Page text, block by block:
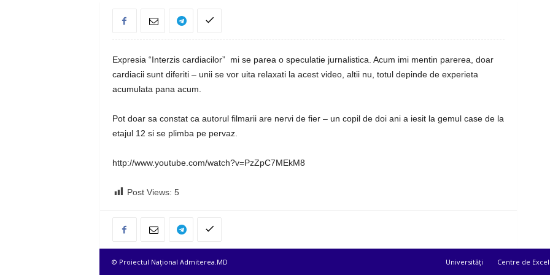
Expresia “Interzis cardiacilor” mi se parea o speculatie jurnalistica. Acum imi mentin parerea, doar
cardiacii sunt diferiti – unii se vor uita relaxati la acest video, altii nu, totul depinde de experieta
acumulata pana acum.
Pot doar sa constat ca autorul filmarii are nervi de fier – un copil de doi ani a iesit la gemul case de la
etajul 12 si se plimba pe pervaz.
http://www.youtube.com/watch?v=PzZpC7MEkM8
Post Views: 5
Universități Centre de
© Proiectul Naţional Admiterea.MD